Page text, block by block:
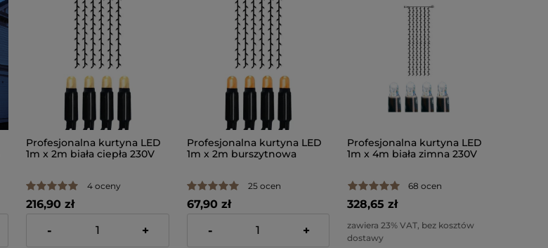
Profesjonalna kurtyna LED
1m x 2m biała ciepła 230V
4 oceny
216,90 zł
zawiera 23% VAT, bez kosztów
- +
Profesjonalna kurtyna LED
1m x 2m burszytnowa
25 ocen
67,90 zł
zawiera 23% VAT, bez kosztów
- +
Profesjonalna kurtyna LED
1m x 4m biała zimna 230V
68 ocen
328,65 zł
zawiera 23% VAT, bez kosztów
dostawy